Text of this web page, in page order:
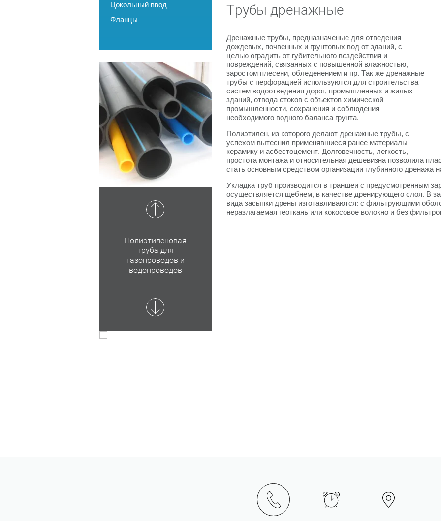
Цокольный ввод
Фланцы
Полиэтиленовая
труба для
газопроводов и
водопроводов
Трубы дренажные
Дренажные трубы, предназначеные для отведения
дождевых, почвенных и грунтовых вод от зданий, с
целью оградить от губительного воздействия и
повреждений, связанных с повышенной влажностью,
заростом плесени, обледенением и пр. Так же дренажные
трубы с перфорацией используются для строительства
систем водоотведения дорог, промышленных и жилых
зданий, отвода стоков с объектов химической
промышленности, сохранения и соблюдения
необходимого водного баланса грунта.
Полиэтилен, из которого делают дренажные трубы, с
успехом вытеснил применявшиеся ранее материалы —
керамику и асбестоцемент. Долговечность, легкость,
простота монтажа и относительная дешевизна позволила
стать основным средством организации глубинного дренажа
Укладка труб производится в траншеи с предусмотренным
осуществляется щебнем, в качестве дренирующего слоя. В
вида засыпки дрены изготавливаются: с фильтрующими
неразлагаемая геоткань или кокосовое волокно и без